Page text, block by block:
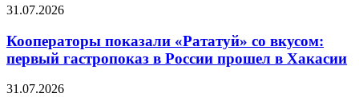
31.07.2026
Кооператоры показали «Рататуй» со вкусом:
первый гастропоказ в России прошел в Хакасии
31.07.2026